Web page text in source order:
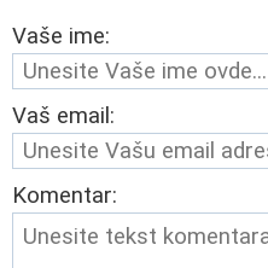
Vaše ime:
Vaš email:
Komentar: